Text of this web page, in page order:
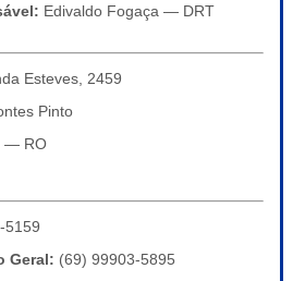
Edivaldo Fogaça — DRT
Esteves, 2459
Pinto
— RO
5159
Geral: (69) 99903-5895